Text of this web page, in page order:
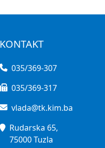
KONTAKT
035/369-307
035/369-317
vlada@tk.kim.ba
Rudarska 65,
75000 Tuzla